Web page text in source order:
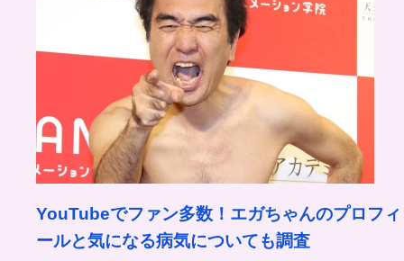
YouTubeでファン多数！エガちゃんのプロフィ
ールと気になる病気についても調査